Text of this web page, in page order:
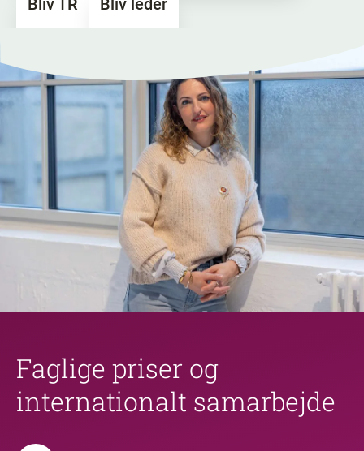
Bliv TR Bliv leder
Faglige priser og
internationalt samarbejde